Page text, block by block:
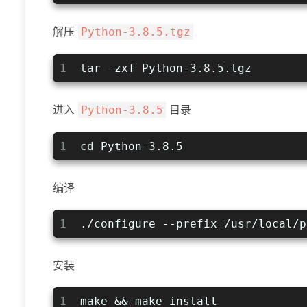
解压 Python-3.8.5.tgz
1 tar -zxf Python-3.8.5.tgz
进入 Python-3.8.5 目录
1 cd Python-3.8.5
编译
1 ./configure --prefix=/usr/local/
安装
1 make && make install